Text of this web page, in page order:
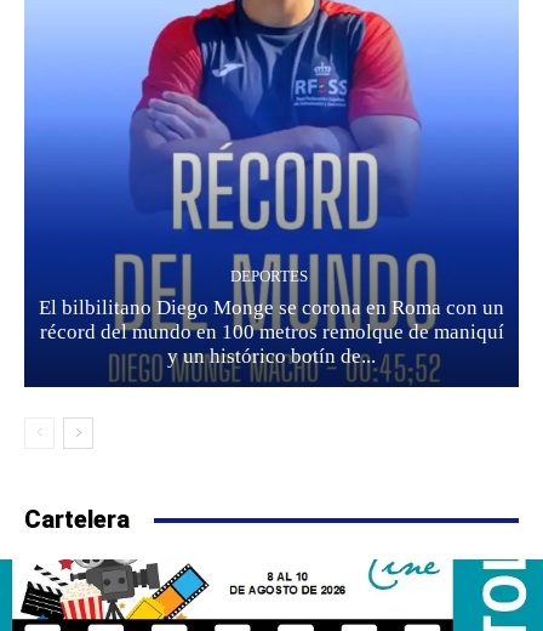
DEPORTES
El bilbilitano Diego Monge se corona en Roma con un
récord del mundo en 100 metros remolque de maniquí
y un histórico botín de...
Cartelera